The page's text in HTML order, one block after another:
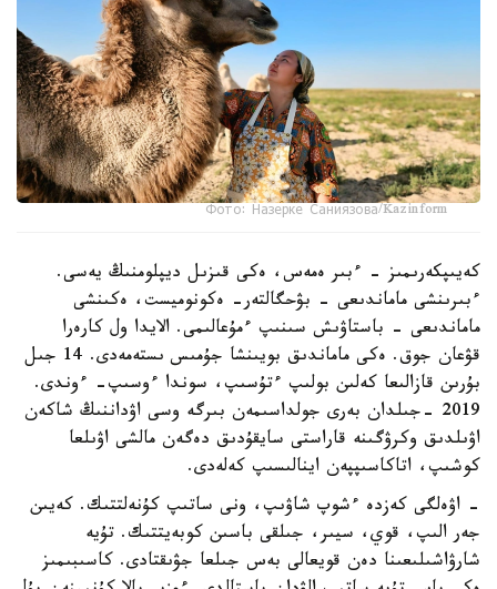
Фото: Назерке Саниязова/Kazinform
كەيىپكەرىمىز - ءبىر ەمەس، ەكى قىزىل ديپلومنىڭ يەسى.
ءبىرىنشى ماماندىعى - بۋحگالتەر- ەكونوميست، ەكىنشى
ماماندىعى - باستاۋىش سىنىپ ءمۇعالىمى. الايدا ول كارەرا
قۋعان جوق. ەكى ماماندىق بويىنشا جۇمىس ىستەمەدى. 14 جىل
بۇرىن قازالىعا كەلىن بولىپ ءتۇسىپ، سوندا ءوسىپ- ءوندى.
2019 -جىلدان بەرى جولداسىمەن بىرگە وسى اۋداننىڭ شاكەن
اۋىلدىق وكرۋگىنە قاراستى سايقۇدىق دەگەن مالشى اۋىلعا
كوشىپ، اتاكاسىپپەن اينالىسىپ كەلەدى.
- اۋەلگى كەزدە ءشوپ شاۋىپ، ونى ساتىپ كۇنەلتتىك. كەيىن
جەر الىپ، قوي، سيىر، جىلقى باسىن كوبەيتتىك. تۇيە
شارۋاشىلىعىنا دەن قويعالى بەس جىلعا جۋىقتادى. كاسىبىمىز